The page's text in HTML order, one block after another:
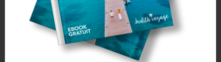
Les Landes : de Biscarrosse à Contis
66 views
Suivez-moi sur Instagram !